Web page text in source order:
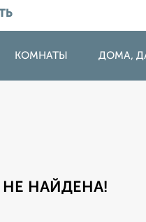
КОМНАТЫ ДОМА,
НАЙДЕНА!